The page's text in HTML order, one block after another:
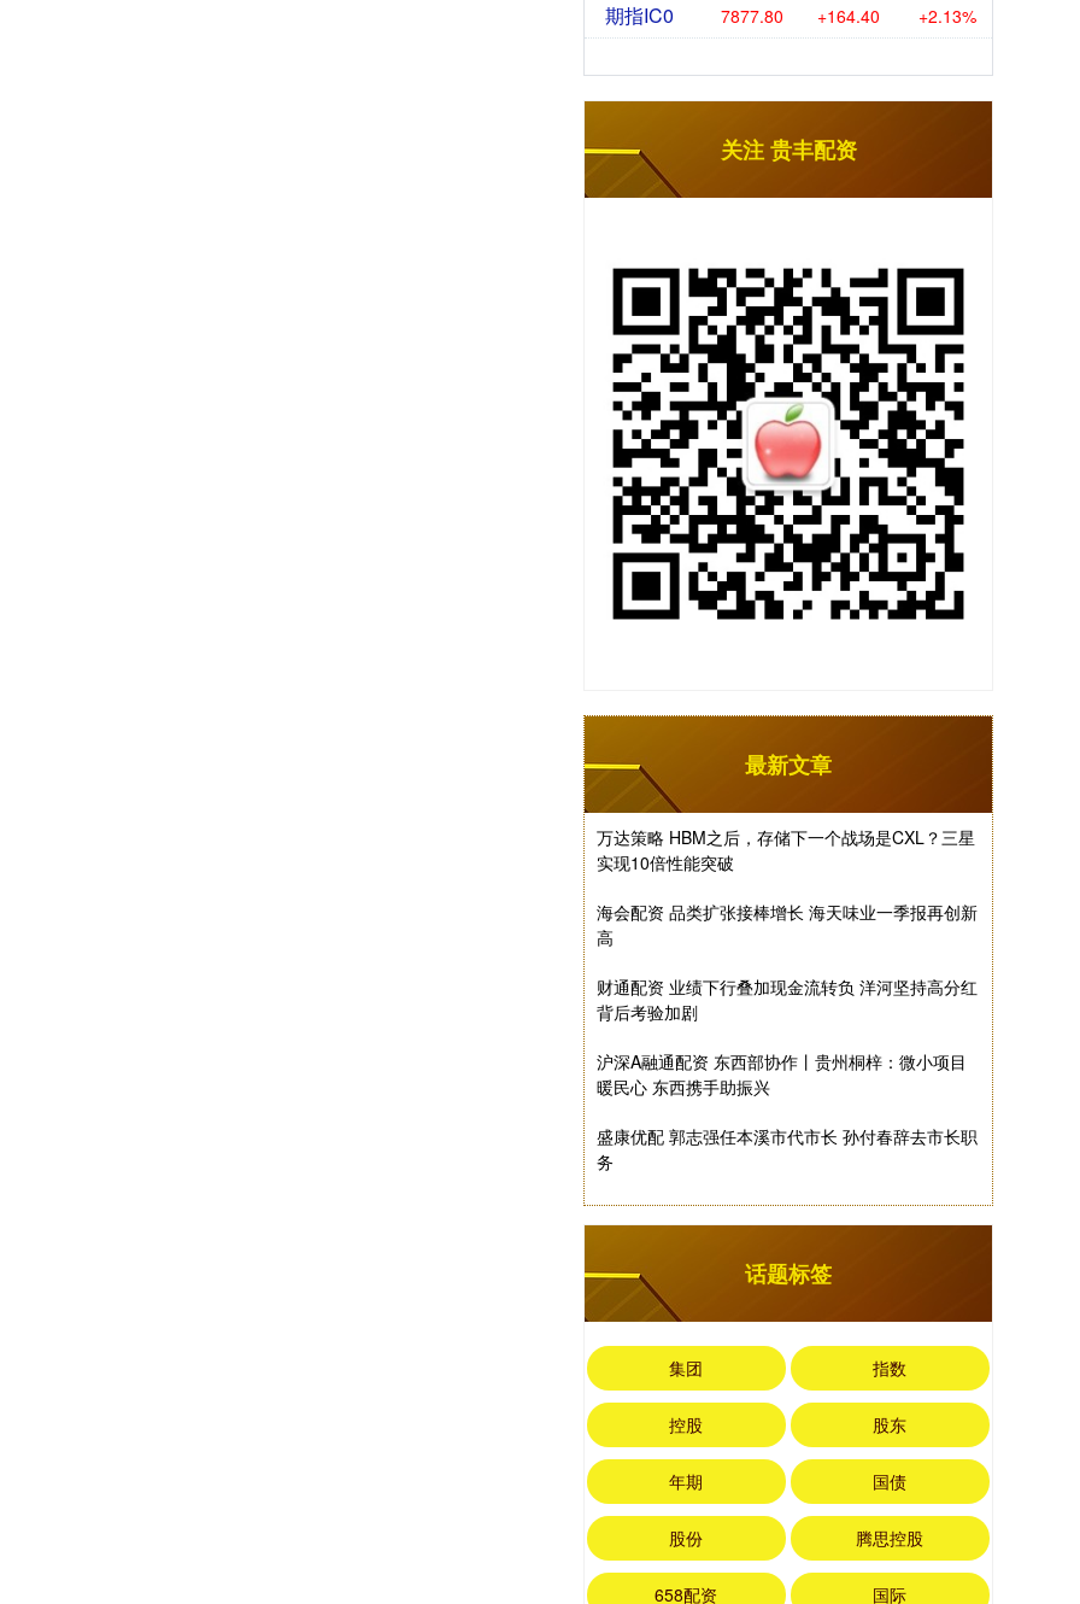
期指IC0 7877.80 +164.40 +2.13%
关注 贵丰配资
最新文章
万达策略 HBM之后，存储下一个战场是CXL？三星
实现10倍性能突破
海会配资 品类扩张接棒增长 海天味业一季报再创新
高
财通配资 业绩下行叠加现金流转负 洋河坚持高分红
背后考验加剧
沪深A融通配资 东西部协作丨贵州桐梓：微小项目
暖民心 东西携手助振兴
盛康优配 郭志强任本溪市代市长 孙付春辞去市长职
务
话题标签
集团 指数
控股 股东
年期 国债
股份 腾思控股
658配资 国际